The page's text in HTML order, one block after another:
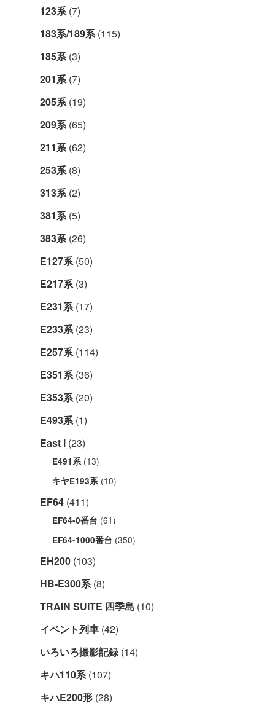
123系(7)
183系/189系(115)
185系(3)
201系(7)
205系(19)
209系(65)
211系(62)
253系(8)
313系(2)
381系(5)
383系(26)
E127系(50)
E217系(3)
E231系(17)
E233系(23)
E257系(114)
E351系(36)
E353系(20)
E493系(1)
East i (23)
E491系(13)
キヤE193系(10)
EF64 (411)
EF64-0番台 (61)
EF64-1000番台 (350)
EH200 (103)
HB-E300系(8)
TRAIN SUITE 四季島 (10)
イベント列車 (42)
いろいろ撮影記録(14)
キハ110系(107)
キハE200形 (28)